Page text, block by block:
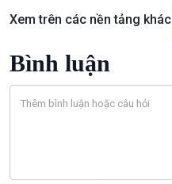
Chuyển đổi Xanh
Chuyên gia của bạn
Xã hội chuyển động
Bước chân đến trường
Xem trên các nền tảng khác
Bình luận